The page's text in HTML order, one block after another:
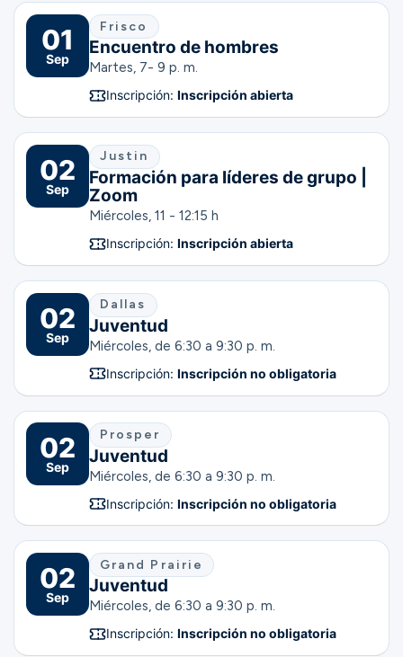
01
Sep
Frisco
Encuentro de hombres
Martes, 7- 9 p. m.
Inscripción: Inscripción abierta
02
Sep
Justin
Formación para líderes de grupo |
Zoom
Miércoles, 11 - 12:15 h
Inscripción: Inscripción abierta
02
Sep
Dallas
Juventud
Miércoles, de 6:30 a 9:30 p. m.
Inscripción: Inscripción no obligatoria
02
Sep
Prosper
Juventud
Miércoles, de 6:30 a 9:30 p. m.
Inscripción: Inscripción no obligatoria
02
Sep
Grand Prairie
Juventud
Miércoles, de 6:30 a 9:30 p. m.
Inscripción: Inscripción no obligatoria